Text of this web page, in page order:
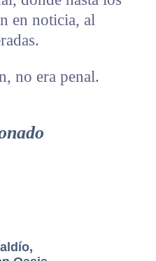
en noticia, al
no era penal.